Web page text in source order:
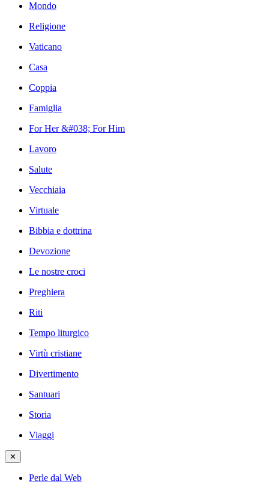
Mondo
Religione
Vaticano
Casa
Coppia
Famiglia
For Her &#038; For Him
Lavoro
Salute
Vecchiaia
Virtuale
Bibbia e dottrina
Devozione
Le nostre croci
Preghiera
Riti
Tempo liturgico
Virtù cristiane
Divertimento
Santuari
Storia
Viaggi
✕
Perle dal Web